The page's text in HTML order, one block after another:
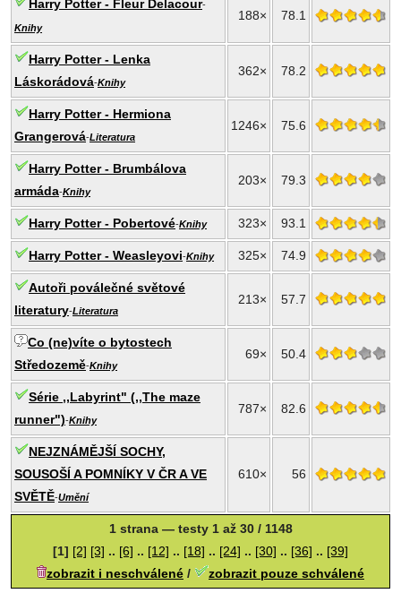
Harry Potter - Fleur Delacour-
Knihy
188× 78.1
Harry Potter - Lenka
Láskorádová-Knihy
362× 78.2
Harry Potter - Hermiona
Grangerová-Literatura
1246× 75.6
Harry Potter - Brumbálova
armáda-Knihy
203× 79.3
Harry Potter - Pobertové-Knihy 323× 93.1
Harry Potter - Weasleyovi-Knihy 325× 74.9
Autoři poválečné světové
literatury-Literatura
213× 57.7
Co (ne)víte o bytostech
Středozemě-Knihy
69× 50.4
Série ,,Labyrint" (,,The maze
runner")-Knihy
787× 82.6
NEJZNÁMĚJŠÍ SOCHY,
SOUSOŠÍ A POMNÍKY V ČR A VE
SVĚTĚ-Umění
610× 56
1 strana — testy 1 až 30 / 1148
[1] [2] [3] .. [6] .. [12] .. [18] .. [24] .. [30] .. [36] .. [39]
zobrazit i neschválené / zobrazit pouze schválené